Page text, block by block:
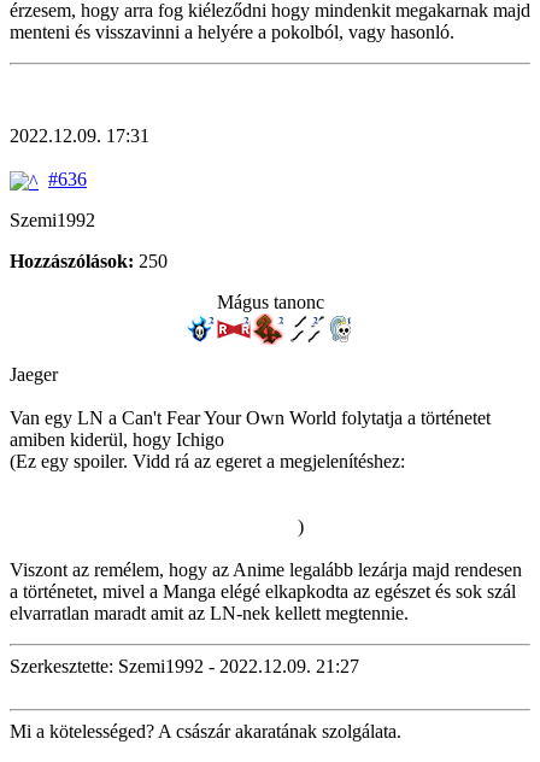
érzesem, hogy arra fog kiéleződni hogy mindenkit megakarnak majd
menteni és visszavinni a helyére a pokolból, vagy hasonló.
2022.12.09. 17:31
#636
Szemi1992
Hozzászólások: 250
Mágus tanonc
Jaeger
Van egy LN a Can't Fear Your Own World folytatja a történetet
amiben kiderül, hogy Ichigo
(Ez egy spoiler. Vidd rá az egeret a megjelenítéshez:
)
Viszont az remélem, hogy az Anime legalább lezárja majd rendesen
a történetet, mivel a Manga elégé elkapkodta az egészet és sok szál
elvarratlan maradt amit az LN-nek kellett megtennie.
Szerkesztette: Szemi1992 - 2022.12.09. 21:27
Mi a kötelességed? A császár akaratának szolgálata.